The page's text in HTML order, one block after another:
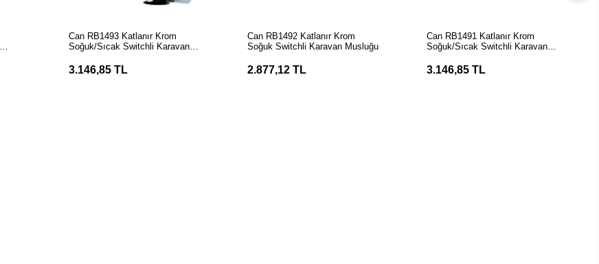
Can RB1493 Katlanır Krom
Soğuk/Sıcak Switchli Karavan
3.146,85 TL
Can RB1492 Katlanır Krom
Soğuk Switchli Karavan Musluğu
2.877,12 TL
Can RB1491 Katlanır Krom
Soğuk/Sıcak Switchli Karavan
3.146,85 TL